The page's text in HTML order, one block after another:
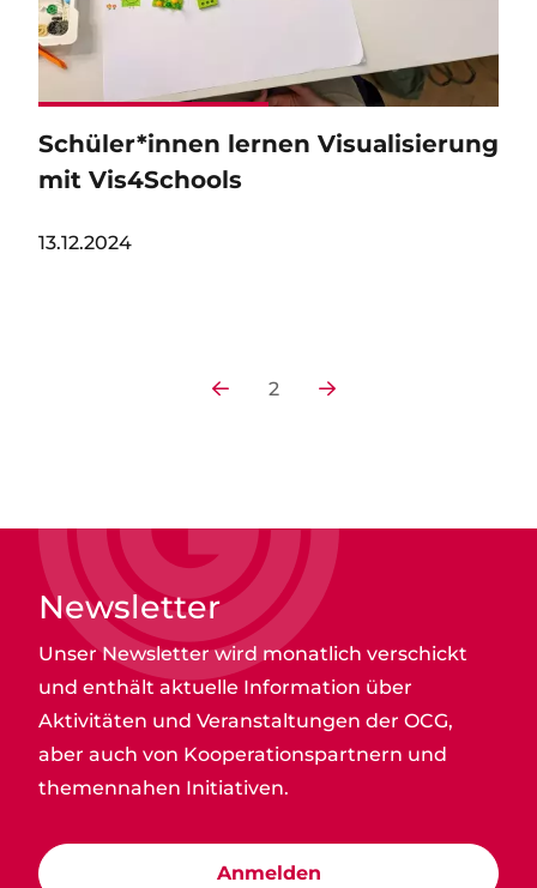
Schüler*innen lernen Visualisierung
mit Vis4Schools
13.12.2024
Vorherige Seite
2 Nächste Seite
Newsletter
Unser Newsletter wird monatlich verschickt
und enthält aktuelle Information über
Aktivitäten und Veranstaltungen der OCG,
aber auch von Kooperationspartnern und
themennahen Initiativen.
Anmelden